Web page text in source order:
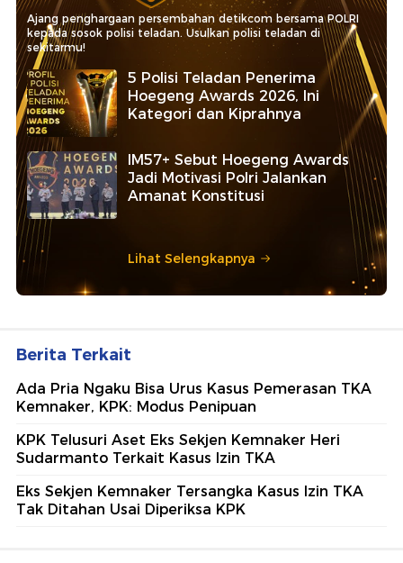
Ajang penghargaan persembahan detikcom bersama POLRI
kepada sosok polisi teladan. Usulkan polisi teladan di
sekitarmu!
5 Polisi Teladan Penerima
Hoegeng Awards 2026, Ini
Kategori dan Kiprahnya
IM57+ Sebut Hoegeng Awards
Jadi Motivasi Polri Jalankan
Amanat Konstitusi
Lihat Selengkapnya
Berita Terkait
Ada Pria Ngaku Bisa Urus Kasus Pemerasan TKA
Kemnaker, KPK: Modus Penipuan
KPK Telusuri Aset Eks Sekjen Kemnaker Heri
Sudarmanto Terkait Kasus Izin TKA
Eks Sekjen Kemnaker Tersangka Kasus Izin TKA
Tak Ditahan Usai Diperiksa KPK